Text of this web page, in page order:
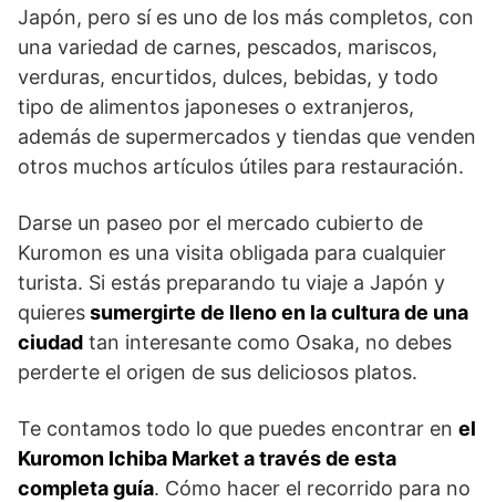
Japón, pero sí es uno de los más completos, con
una variedad de carnes, pescados, mariscos,
verduras, encurtidos, dulces, bebidas, y todo
tipo de alimentos japoneses o extranjeros,
además de supermercados y tiendas que venden
otros muchos artículos útiles para restauración.
Darse un paseo por el mercado cubierto de
Kuromon es una visita obligada para cualquier
turista. Si estás preparando tu viaje a Japón y
quieressumergirte de lleno en la cultura de una
ciudad tan interesante como Osaka, no debes
perderte el origen de sus deliciosos platos.
Te contamos todo lo que puedes encontrar en el
Kuromon Ichiba Market a través de esta
completa guía. Cómo hacer el recorrido para no